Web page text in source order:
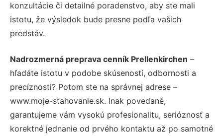
konzultácie či detailné poradenstvo, aby ste mali
istotu, že výsledok bude presne podľa vašich
predstáv.
Nadrozmerná preprava cenník Prellenkirchen –
hľadáte istotu v podobe skúseností, odbornosti a
precíznosti? Potom ste na správnej adrese –
www.moje-stahovanie.sk. Inak povedané,
garantujeme vám vysokú profesionalitu, serióznosť a
korektné jednanie od prvého kontaktu až po samotné